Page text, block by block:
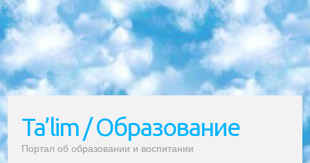
Ta’lim / Образование
Портал об образовании и воспитании